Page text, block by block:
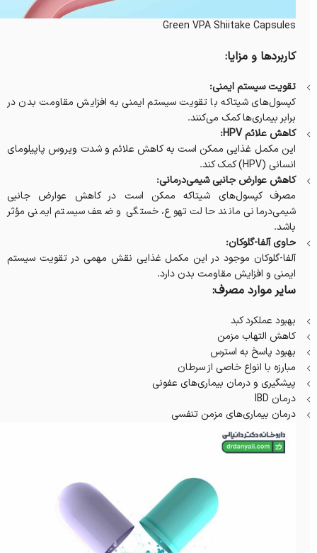
Green VPA Shiitake Capsules
کاربردها و مزایا:
تقویت سیستم ایمنی:
کپسول‌های شیتاکه با تقویت سیستم ایمنی به افزایش مقاومت بدن در
برابر بیماری‌ها کمک می‌کنند.
کاهش علائم HPV:
این مکمل غذایی ممکن است به کاهش علائم و شدت ویروس پاپیلومای
انسانی (HPV) کمک کند.
کاهش عوارض جانبی شیمی‌درمانی:
مصرف کپسول‌های شیتاکه ممکن است در کاهش عوارض جانبی
شیمی‌درمانی مانند حالت تهوع، خستگی و ضعف سیستم ایمنی مؤثر
باشد.
حاوی آلفا-گلوکان:
آلفا-گلوکان موجود در این مکمل غذایی نقش مهمی در تقویت سیستم
ایمنی و افزایش مقاومت بدن دارد.
سایر موارد مصرف:
بهبود عملکرد کبد
کاهش التهاب مزمن
بهبود پاسخ به استرس
مبارزه با انواع خاصی از سرطان
پیشگیری و درمان بیماری‌های عفونی
درمان IBD
درمان بیماری‌های مزمن تنفسی